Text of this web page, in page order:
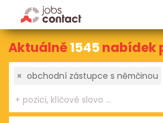
Aktuálně1545 nabídek
× obchodní zástupce s němčinou